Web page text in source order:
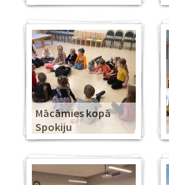
Mācāmies kopā
Spokiju